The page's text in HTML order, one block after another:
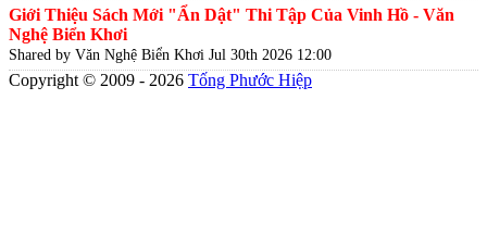
Giới Thiệu Sách Mới "Ẩn Dật" Thi Tập Của Vinh Hồ - Văn
Nghệ Biển Khơi
Shared by Văn Nghệ Biển Khơi Jul 30th 2026 12:00
Copyright © 2009 - 2026 Tống Phước Hiệp